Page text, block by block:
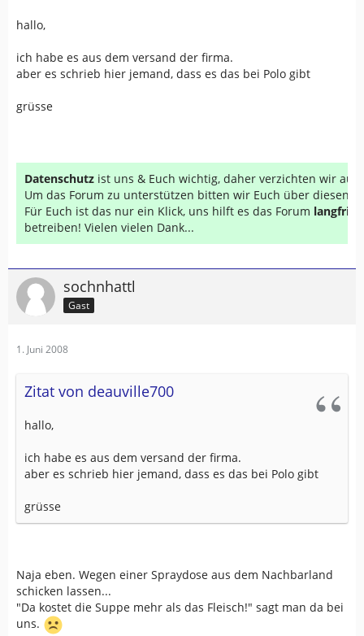
hallo,
ich habe es aus dem versand der firma.
aber es schrieb hier jemand, dass es das bei Polo gibt
grüsse
Datenschutz ist uns & Euch wichtig, daher verzichten wir auf
Um das Forum zu unterstützen bitten wir Euch über diesen
Für Euch ist das nur ein Klick, uns hilft es das Forum
betreiben! Vielen vielen Dank...
sochnhattl
Gast
1. Juni 2008
Zitat von deauville700
hallo,
ich habe es aus dem versand der firma.
aber es schrieb hier jemand, dass es das bei Polo gibt
grüsse
Naja eben. Wegen einer Spraydose aus dem Nachbarland
schicken lassen...
"Da kostet die Suppe mehr als das Fleisch!" sagt man da bei
uns.